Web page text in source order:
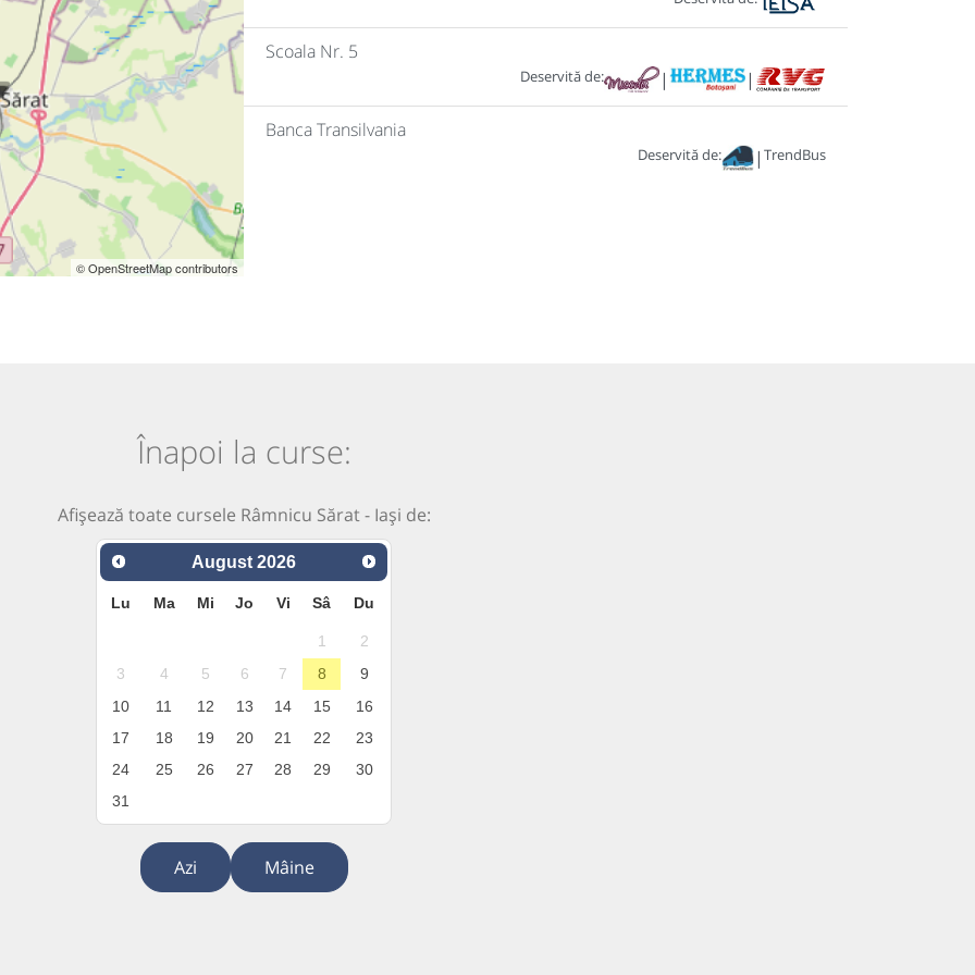
© OpenStreetMap contributors
Scoala Nr. 5
Deservită de: | |
Banca Transilvania
Deservită de: | TrendBus
Înapoi la curse:
Afișează toate cursele Râmnicu Sărat - Iași de:
August 2026
Lu Ma Mi Jo Vi Sâ Du
1
2
3
4 5 6 7 8
9
10
11 12 13 14 15
16
17
18 19 20 21 22
23
24
25 26 27 28 29
30
31
Azi Mâine